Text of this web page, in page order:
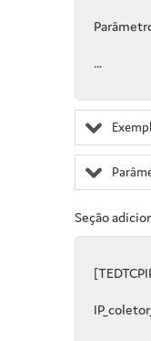
...
Seção